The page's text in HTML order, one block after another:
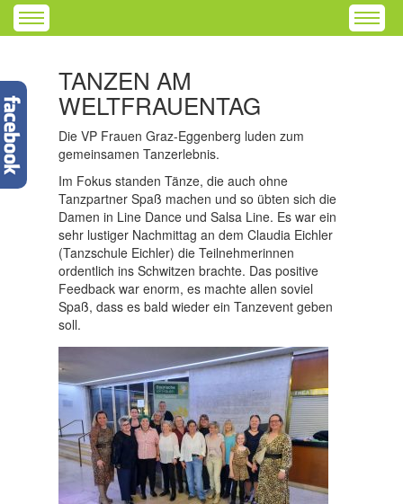
TANZEN AM
WELTFRAUENTAG
Die VP Frauen Graz-Eggenberg luden zum
gemeinsamen Tanzerlebnis.
Im Fokus standen Tänze, die auch ohne
Tanzpartner Spaß machen und so übten sich die
Damen in Line Dance und Salsa Line. Es war ein
sehr lustiger Nachmittag an dem Claudia Eichler
(Tanzschule Eichler) die Teilnehmerinnen
ordentlich ins Schwitzen brachte. Das positive
Feedback war enorm, es machte allen soviel
Spaß, dass es bald wieder ein Tanzevent geben
soll.